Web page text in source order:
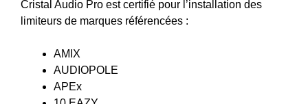
Cristal Audio Pro est certifié pour l’installation des
limiteurs de marques référencées :
AMIX
AUDIOPOLE
APEx